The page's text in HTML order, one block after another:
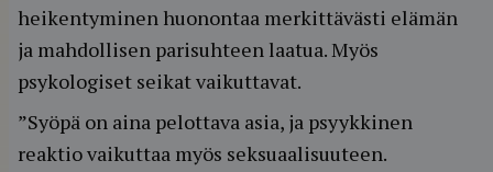
heikentyminen huonontaa merkittävästi elämän
ja mahdollisen parisuhteen laatua. Myös
psykologiset seikat vaikuttavat.
”Syöpä on aina pelottava asia, ja psyykkinen
reaktio vaikuttaa myös seksuaalisuuteen.